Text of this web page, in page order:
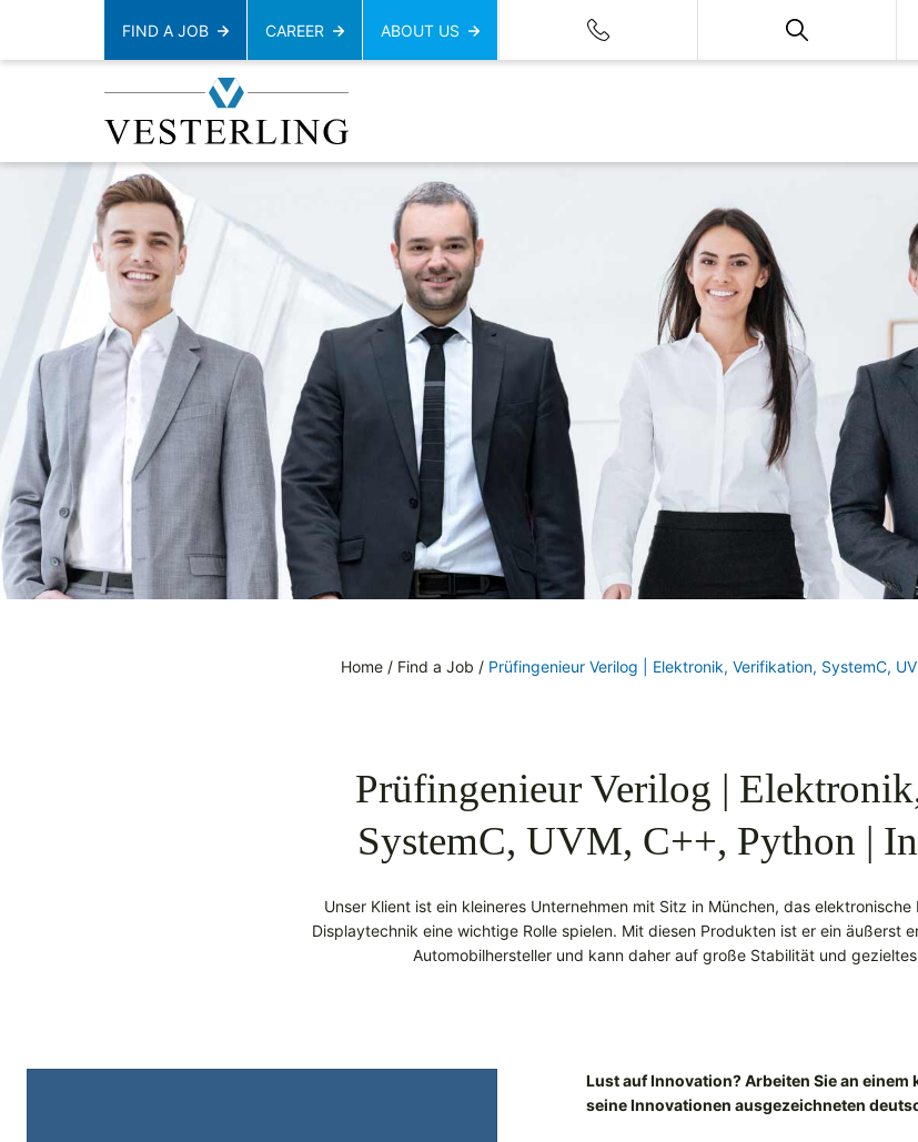
FIND A JOB CAREER ABOUT US
Home/ Find a Job / Prüfingenieur Verilog | Elektronik, Verifikation, SystemC,
Prüfingenieur Verilog |
SystemC, UVM, C++, Python |
Unser Klient ist ein kleineres Unternehmen mit Sitz in München, das
Displaytechnik eine wichtige Rolle spielen. Mit diesen Produkten ist er ein äußerst
Automobilhersteller und kann daher auf große Stabilität und
Lust auf Innovation? Arbeiten Sie an
seine Innovationen ausgezeichneten